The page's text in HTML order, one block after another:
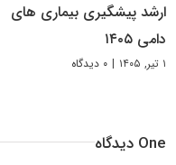
ارشد پیشگیری بیماری های
دامی ۱۴۰۵
۱ تیر, ۱۴۰۵ | ۰ دیدگاه
One دیدگاه